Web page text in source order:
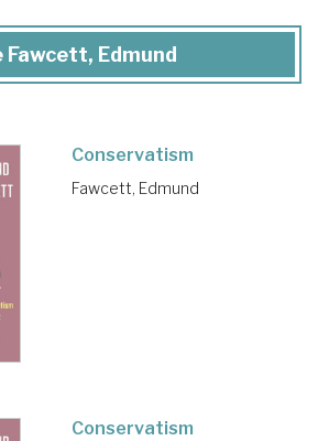
Edmund
Conservatism
Fawcett, Edmund
Conservatism